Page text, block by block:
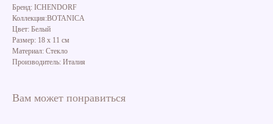
Бренд: ICHENDORF
Коллекция:BOTANICA
Цвет: Белый
Размер: 18 х 11 см
Материал: Стекло
Производитель: Италия
Вам может понравиться